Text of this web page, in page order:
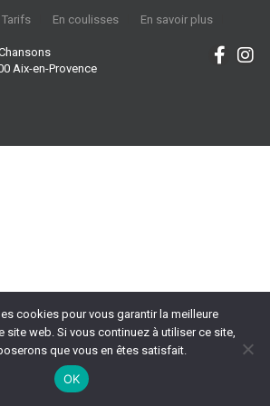
Tarifs En coulisses
En savoir plus
Aix-en-Provence
cookies pour vous garantir la meilleure
site web. Si vous continuez à utiliser ce site,
que vous en êtes satisfait.
OK